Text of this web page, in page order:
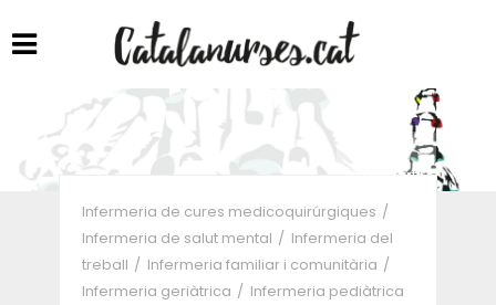
Compartir
Infermeria de cures medicoquirúrgiques
Infermeria de salut mental
Infermeria del
treball
Infermeria familiar i comunitària
Infermeria geriàtrica
Infermeria pediàtrica